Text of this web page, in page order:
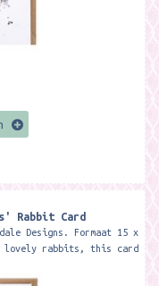
Rabbit Card
Designs. Formaat 15 x
lovely rabbits, this card